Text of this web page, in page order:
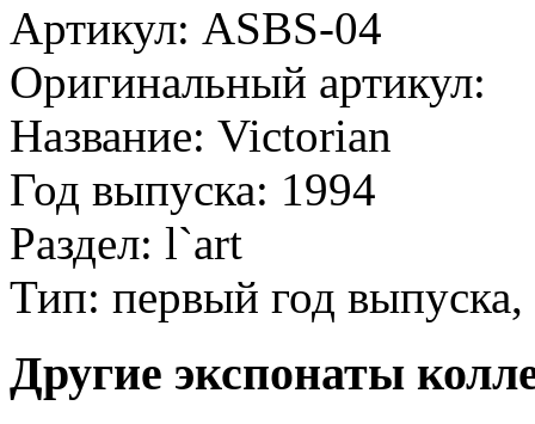
Артикул: ASBS-04
Оригинальный артикул:
Название: Victorian
Год выпуска: 1994
Раздел: l`art
Тип: первый год выпуска,
Другие экспонаты